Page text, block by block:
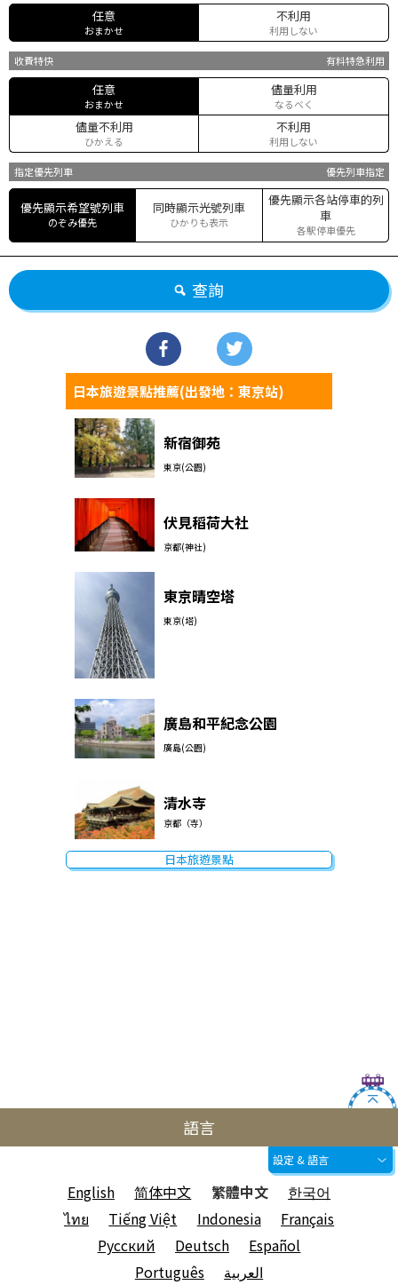
任意
おまかせ
不利用
利用しない
收費特快 有料特急利用
任意
おまかせ
儘量利用
なるべく
儘量不利用
ひかえる
不利用
利用しない
指定優先列車 優先列車指定
優先顯示希望號列車
のぞみ優先
同時顯示光號列車
ひかりも表示
優先顯示各站停車的列
車
各駅停車優先
查詢
日本旅遊景點推薦(出發地：東京站)
新宿御苑
東京(公園)
伏見稻荷大社
京都(神社)
東京晴空塔
東京(塔)
廣島和平紀念公園
廣島(公園)
清水寺
京都（寺）
日本旅遊景點
語言
設定 & 語言
English 简体中文 繁體中文
한국어
ไทย
Tiếng Việt Indonesia
Français
Русский
Deutsch
Español
Português
العربية